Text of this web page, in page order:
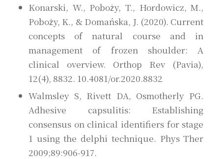
Konarski, W., Poboży, T., Hordowicz, M.,
Poboży, K., & Domańska, J. (2020). Current
concepts of natural course and in
management of frozen shoulder: A
clinical overview. Orthop Rev (Pavia),
12(4), 8832. 10.4081/or.2020.8832
Walmsley S, Rivett DA, Osmotherly PG.
Adhesive capsulitis: Establishing
consensus on clinical identifiers for stage
1 using the delphi technique. Phys Ther
2009;89:906-917.